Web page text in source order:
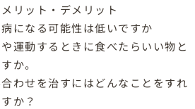
リット・デメリット
になる可能性は低いですか
運動するときに食べたらいい物と
か。
わせを治すにはどんなことをすれ
か？